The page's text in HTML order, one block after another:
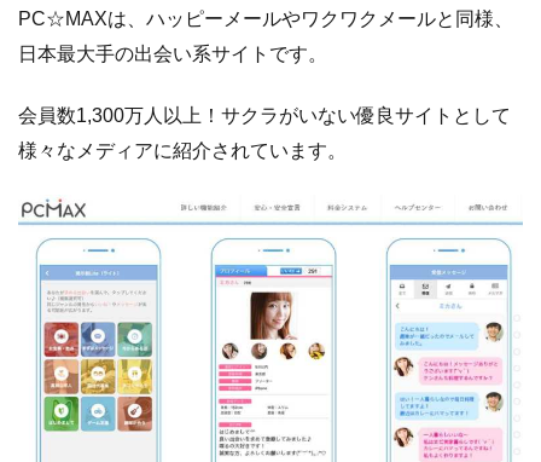
チ
ク
4.2
ガ
ー
ル
マ
ッ
プ
4.3
イ
フ
レ
PC☆MAXは、ハッピーメールやワクワクメールと同様、
日本最大手の出会い系サイトです。
会員数1,300万人以上！サクラがいない優良サイトとして
様々なメディアに紹介されています。